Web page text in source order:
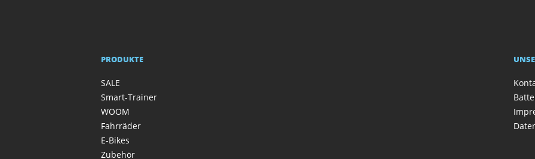
PRODUKTE
SALE
Smart-Trainer
WOOM
Fahrräder
E-Bikes
Zubehör